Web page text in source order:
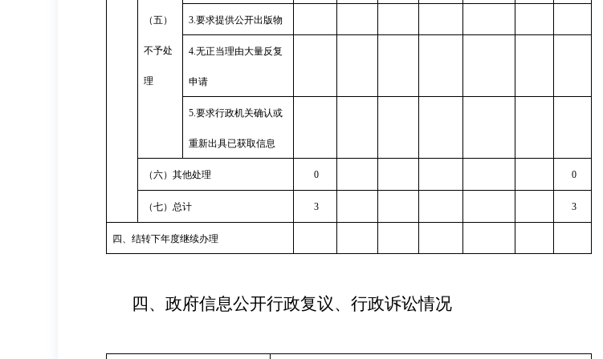
（五）
不予处
理
3.要求提供公开出版物
4.无正当理由大量反复
申请
5.要求行政机关确认或
重新出具已获取信息
（六）其他处理 0 0
（七）总计 3 3
四、结转下年度继续办理
四、政府信息公开行政复议、行政诉讼情况